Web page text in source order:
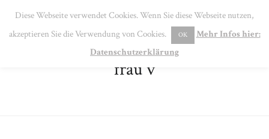
MENU
frau v
Diese Webseite verwendet Cookies. Wenn Sie diese Webseite nutzen,
akzeptieren Sie die Verwendung von Cookies.
OK
Mehr Infos hier:
Datenschutzerklärung